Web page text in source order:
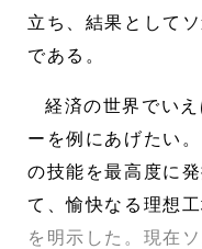
立ち、結果として
である。
経済の世界でい
ーを例にあげたい
の技能を最高度に
て、愉快なる理想
を明示した。現在